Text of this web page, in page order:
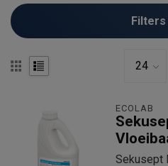
Filters
ECOLAB
Sekusept